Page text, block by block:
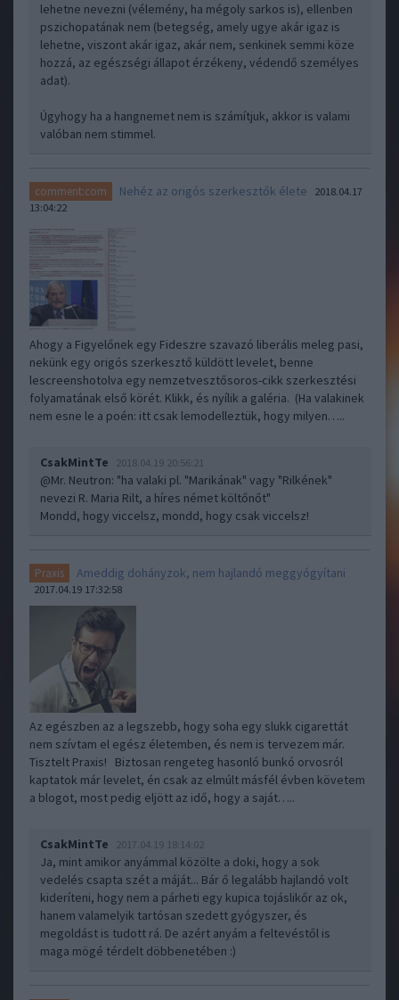
lehetne nevezni (vélemény, ha mégoly sarkos is), ellenben
pszichopatának nem (betegség, amely ugye akár igaz is
lehetne, viszont akár igaz, akár nem, senkinek semmi köze
hozzá, az egészségi állapot érzékeny, védendő személyes
adat).
Úgyhogy ha a hangnemet nem is számítjuk, akkor is valami
valóban nem stimmel.
comment:com Nehéz az origós szerkesztők élete
2018.04.17
13:04:22
Ahogy a Figyelőnek egy Fideszre szavazó liberális meleg pasi,
nekünk egy origós szerkesztő küldött levelet, benne
lescreenshotolva egy nemzetvesztősoros-cikk szerkesztési
folyamatának első körét. Klikk, és nyílik a galéria. (Ha valakinek
nem esne le a poén: itt csak lemodelleztük, hogy milyen…..
CsakMintTe 2018.04.19 20:56:21
@Mr. Neutron: "ha valaki pl. "Marikának" vagy "Rilkének"
nevezi R. Maria Rilt, a híres német költőnőt"
Mondd, hogy viccelsz, mondd, hogy csak viccelsz!
Praxis Ameddig dohányzok, nem hajlandó meggyógyítani
2017.04.19 17:32:58
Az egészben az a legszebb, hogy soha egy slukk cigarettát
nem szívtam el egész életemben, és nem is tervezem már.
Tisztelt Praxis! Biztosan rengeteg hasonló bunkó orvosról
kaptatok már levelet, én csak az elmúlt másfél évben követem
a blogot, most pedig eljött az idő, hogy a saját…..
CsakMintTe 2017.04.19 18:14:02
Ja, mint amikor anyámmal közölte a doki, hogy a sok
vedelés csapta szét a máját... Bár ő legalább hajlandó volt
kideríteni, hogy nem a párheti egy kupica tojáslikőr az ok,
hanem valamelyik tartósan szedett gyógyszer, és
megoldást is tudott rá. De azért anyám a feltevéstől is
maga mögé térdelt döbbenetében :)